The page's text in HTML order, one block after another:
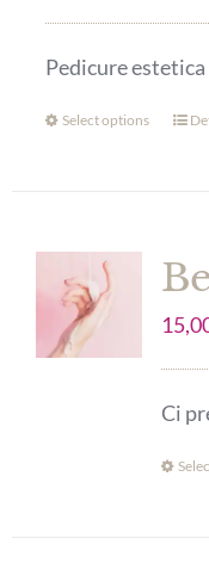
Pedicure
Select options
Ci